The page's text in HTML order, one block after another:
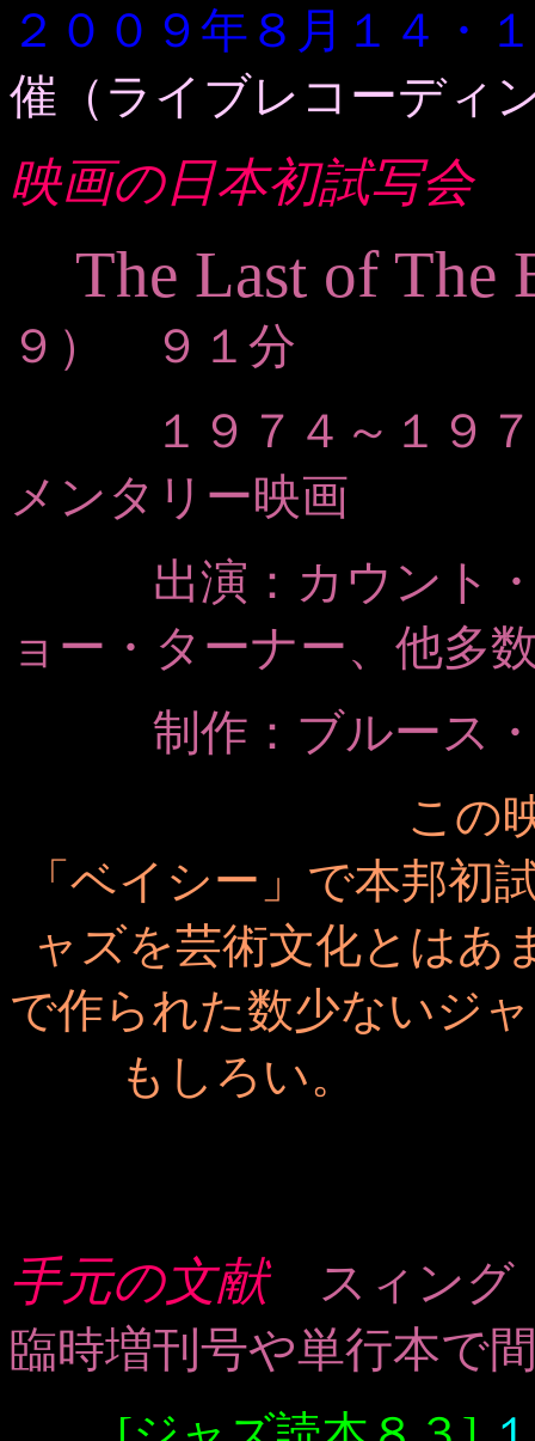
２００９年８月１４
催（ライブレコーディ
映画の日本初試写会
The Last of The
９） ９１分
１９７４～１９７５
メンタリー映画
出演：カウント・ベ
ョー・ターナー、他多
制作：ブルース
この
「ベイシー」で本邦初
ャズを芸術文化とはあ
で作られた数少ないジ
もし
手元の文献
スィング
臨時増刊号や単行本で